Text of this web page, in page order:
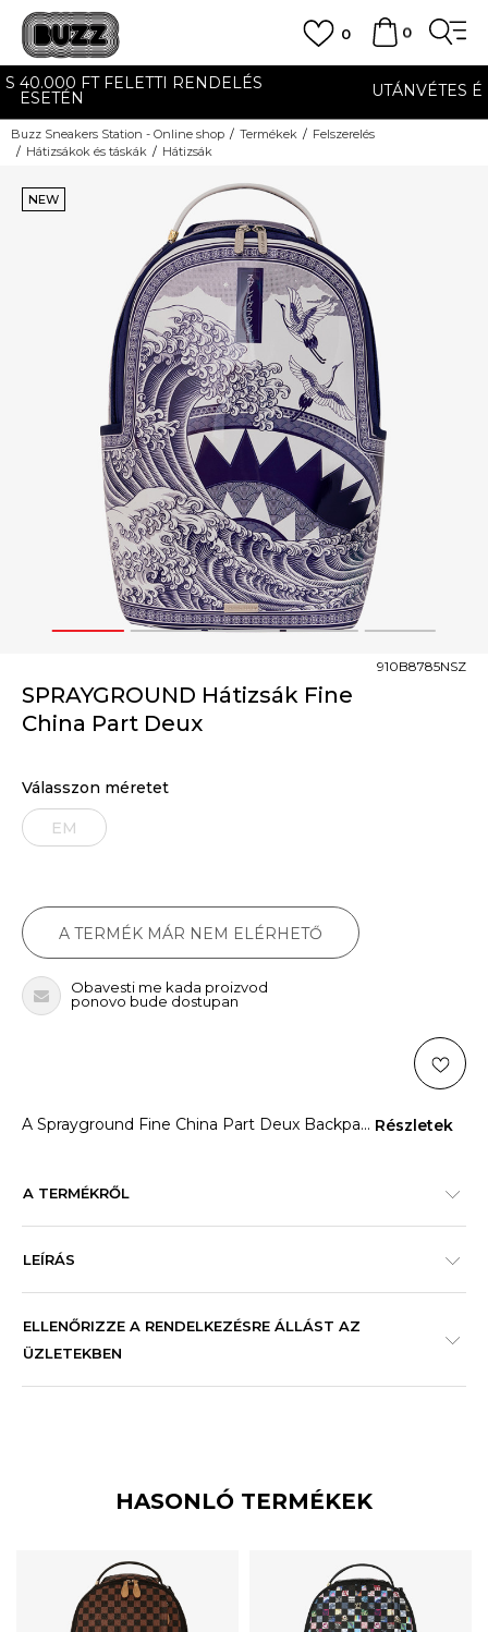
0
0
UTÁNVÉTES ÉS BANKKÁRTYÁS FIZETÉS
Buzz Sneakers Station - Online shop Termékek
Felszerelés
Hátizsákok és táskák
Hátizsák
1 2 3 4 5
NEW
SPRAYGROUND Hátizsák Fine
China Part Deux
910B8785NSZ
Válasszon méretet
EM
A TERMÉK MÁR NEM ELÉRHETŐ
Obavesti me kada proizvod
ponovo bude dostupan
A Sprayground Fine China Part Deux Backpa... Részletek
A TERMÉKRŐL
LEÍRÁS
ELLENŐRIZZE A RENDELKEZÉSRE ÁLLÁST AZ
ÜZLETEKBEN
HASONLÓ TERMÉKEK